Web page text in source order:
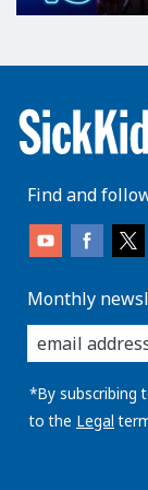
Find and
Monthly
enter
you
email
address:
*By subscribing
to the Legal